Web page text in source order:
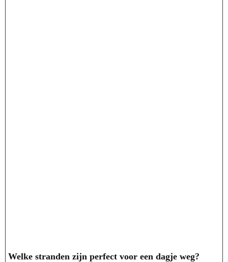
Welke stranden zijn perfect voor een dagje weg?